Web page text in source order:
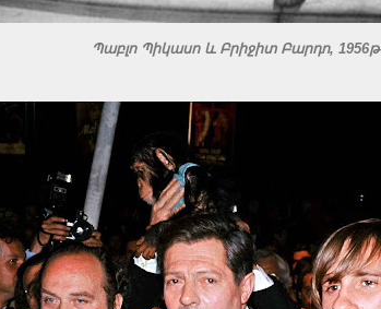
Պաբլո Պիկասո և Բրիջիտ Բարդո, 1956թ